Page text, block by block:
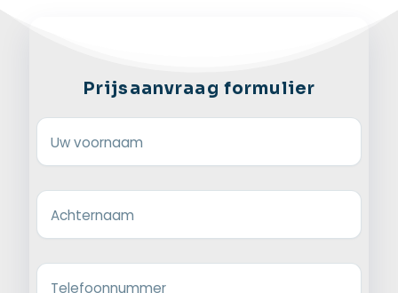
Prijsaanvraag formulier
Uw voornaam
Achternaam
Telefoonnummer